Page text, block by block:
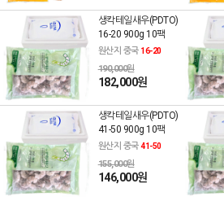
생칵테일새우(PDTO)
16-20 900g 10팩
원산지 중국 16-20
190,000원
182,000원
생칵테일새우(PDTO)
41-50 900g 10팩
원산지 중국41-50
155,000원
146,000원